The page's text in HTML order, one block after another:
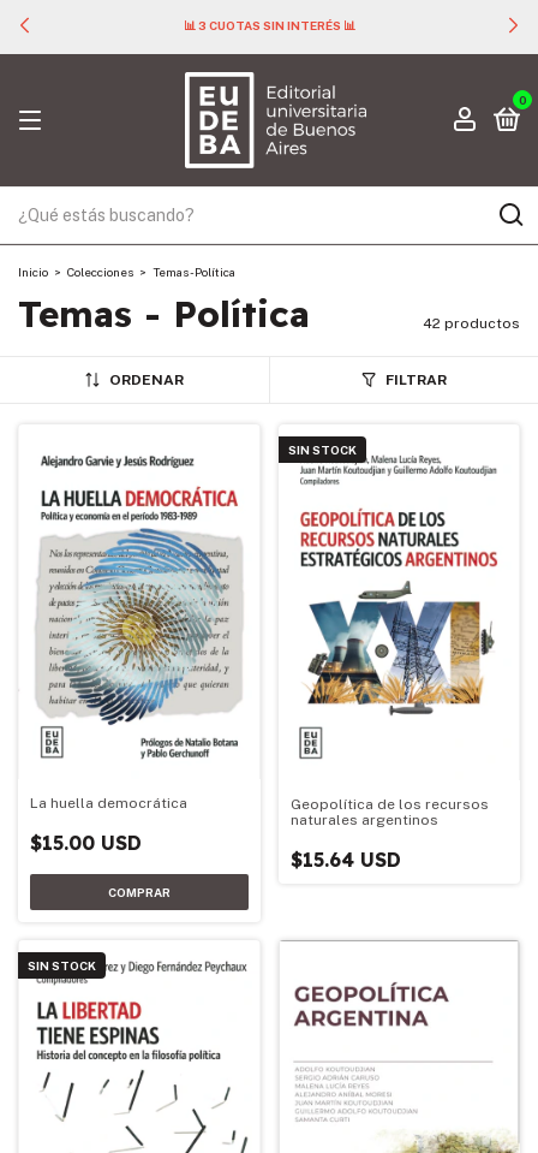
📊 3 CUOTAS SIN INTERÉS 📊
0
Inicio > Colecciones > Temas - Política
Temas - Política 42 productos
ORDENAR FILTRAR
La huella democrática
$15.00 USD
SIN STOCK
Geopolítica de los recursos
naturales argentinos
$15.64 USD
SIN STOCK